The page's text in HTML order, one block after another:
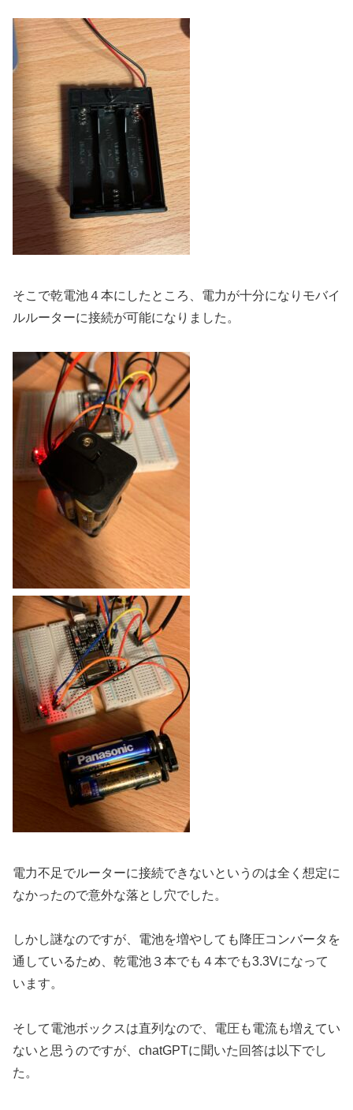
そこで乾電池４本にしたところ、電力が十分になりモバイ
ルルーターに接続が可能になりました。
電力不足でルーターに接続できないというのは全く想定に
なかったので意外な落とし穴でした。
しかし謎なのですが、電池を増やしても降圧コンバータを
通しているため、乾電池３本でも４本でも3.3Vになって
います。
そして電池ボックスは直列なので、電圧も電流も増えてい
ないと思うのですが、chatGPTに聞いた回答は以下でし
た。